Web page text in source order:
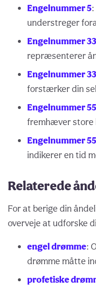
Engelnummer 5
understreger
Engelnummer 33
repræsenterer
Engelnummer
forstærker din
Engelnummer 55
fremhæver store
Engelnummer
indikerer en tid
Relaterede
For at berige din
overveje at udforske
engel drømme:
drømme måtte
profetiske